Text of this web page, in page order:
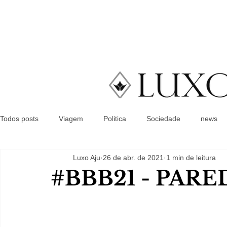
Todos posts Viagem Politica Sociedade news
#BBB21 -
Luxo Aju 26 de abr. de 2021 1 min de leitura